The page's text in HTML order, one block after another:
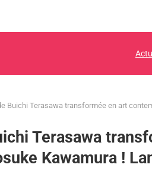
Buichi Terasawa transformée en art
Terasawa
Kawamura !